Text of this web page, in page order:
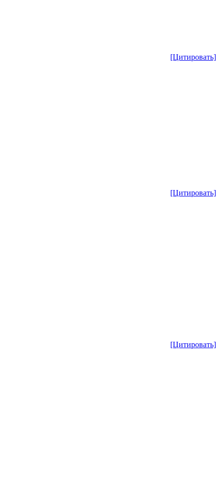
[Цитировать]
[Цитировать]
[Цитировать]